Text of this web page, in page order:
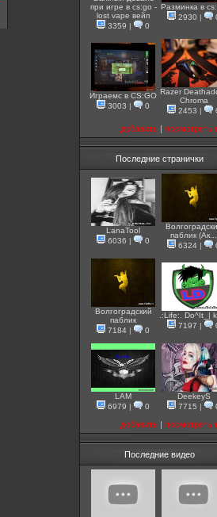
при игре в cs:go -
lost vape вейп
3359 | 0
Разминка в
2930 |
Играемс в CS:GO
3003 | 0
Razer
Chroma
2453 |
добавить | посмотреть
Последние странички
LanaTool
6036 | 0
паблик (Ак...
6324 |
Волгоградский
паблик
7184 | 0
.:Life:. Do^It_|
7197 |
LAM
6979 | 0
DeekeyS
7715 |
добавить | посмотреть
Последние видео